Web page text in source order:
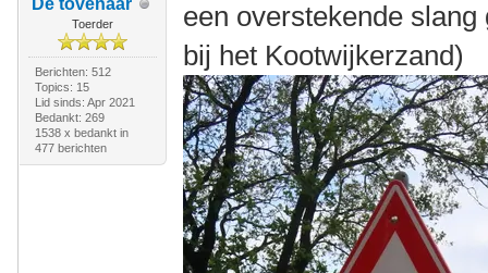
De tovenaar
Toerder
Berichten: 512
Topics: 15
Lid sinds: Apr 2021
Bedankt: 269
1538 x bedankt in
477 berichten
een overstekende
bij het Kootwijkerzand)